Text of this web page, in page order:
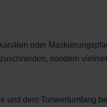
oder
sondern
dem Tonwertumfang